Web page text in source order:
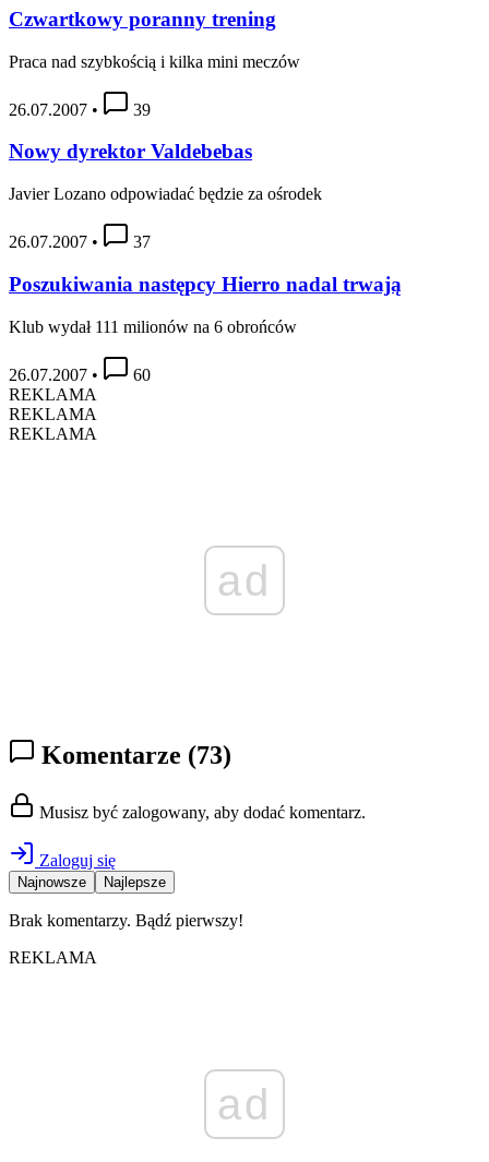
Czwartkowy poranny trening
Praca nad szybkością i kilka mini meczów
26.07.2007 • 39
Nowy dyrektor Valdebebas
Javier Lozano odpowiadać będzie za ośrodek
26.07.2007 • 37
Poszukiwania następcy Hierro nadal trwają
Klub wydał 111 milionów na 6 obrońców
26.07.2007 •
60
REKLAMA
REKLAMA
REKLAMA
ad
Komentarze (73)
Musisz być zalogowany, aby dodać komentarz.
Zaloguj się
Najnowsze Najlepsze
Brak komentarzy. Bądź pierwszy!
REKLAMA
ad